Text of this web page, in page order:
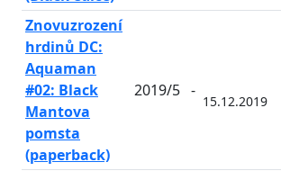
Znovuzrození
hrdinů DC:
Aquaman
#02: Black
Mantova
pomsta
(paperback)
2019/5 -
15.12.2019